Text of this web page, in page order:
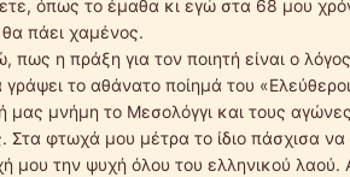
όπως το έμαθα κι εγώ στα 68 μου
πάει χαμένος.
η πράξη για τον ποιητή είναι ο λόγος
το αθάνατο ποίημά του
μνήμη το Μεσολόγγι και τους
Στα φτωχά μου μέτρα το ίδιο πάσχισα
την ψυχή όλου του ελληνικού λαού.